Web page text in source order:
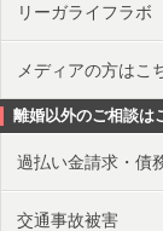
リーガライフラボ
メディアの方はこ
離婚以外のご相談は
過払い金請求・債
交通事故被害